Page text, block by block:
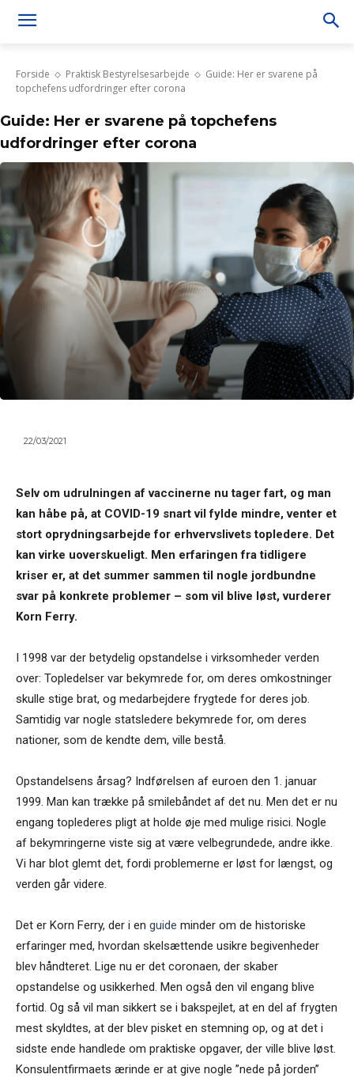
Forside Praktisk Bestyrelsesarbejde
Guide: Her er svarene på
topchefens udfordringer efter corona
Guide: Her er svarene på topchefens
udfordringer efter corona
22/03/2021
Selv om udrulningen af vaccinerne nu tager fart, og man
kan håbe på, at COVID-19 snart vil fylde mindre, venter et
stort oprydningsarbejde for erhvervslivets topledere. Det
kan virke uoverskueligt. Men erfaringen fra tidligere
kriser er, at det summer sammen til nogle jordbundne
svar på konkrete problemer – som vil blive løst, vurderer
Korn Ferry.
I 1998 var der betydelig opstandelse i virksomheder verden
over: Topledelser var bekymrede for, om deres omkostninger
skulle stige brat, og medarbejdere frygtede for deres job.
Samtidig var nogle statsledere bekymrede for, om deres
nationer, som de kendte dem, ville bestå.
Opstandelsens årsag? Indførelsen af euroen den 1. januar
1999. Man kan trække på smilebåndet af det nu. Men det er nu
engang toplederes pligt at holde øje med mulige risici. Nogle
af bekymringerne viste sig at være velbegrundede, andre ikke.
Vi har blot glemt det, fordi problemerne er løst for længst, og
verden går videre.
Det er Korn Ferry, der i en guide minder om de historiske
erfaringer med, hvordan skelsættende usikre begivenheder
blev håndteret. Lige nu er det coronaen, der skaber
opstandelse og usikkerhed. Men også den vil engang blive
fortid. Og så vil man sikkert se i bakspejlet, at en del af frygten
mest skyldtes, at der blev pisket en stemning op, og at det i
sidste ende handlede om praktiske opgaver, der ville blive løst.
Konsulentfirmaets ærinde er at give nogle ”nede på jorden”